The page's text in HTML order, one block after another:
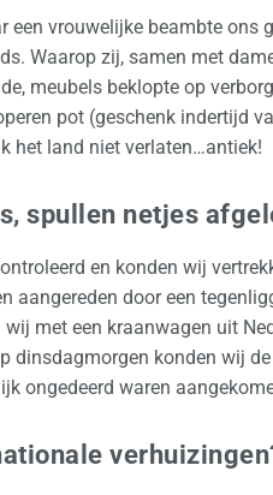
een vrouwelijke beambte ons
Waarop zij, samen met
meubels beklopte op
pot (geschenk indertijd
het land niet verlaten…antiek!
spullen netjes
en konden wij
aangereden door een
met een kraanwagen uit
dinsdagmorgen konden wij
ongedeerd waren